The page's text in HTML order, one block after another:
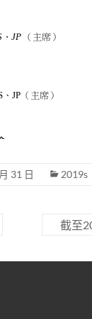
31 日 2019s
截至